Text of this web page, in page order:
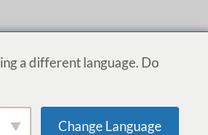
ACERCA DE PRECIOS
APRUEBA LAS SOLICITUDES DE
a different language. Do
Change Language